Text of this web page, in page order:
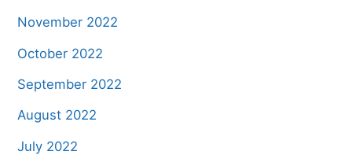
November 2022
October 2022
September 2022
August 2022
July 2022